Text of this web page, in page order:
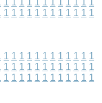
1 1 1 1 1 1 1 1 1 1 1 1
1 1 1 1 1 1 1 1 1 1 1 1
1 1 1 1 1 1 1 1 1 1 1 1
1 1 1 1 1 1 1 1 1 1 1 1